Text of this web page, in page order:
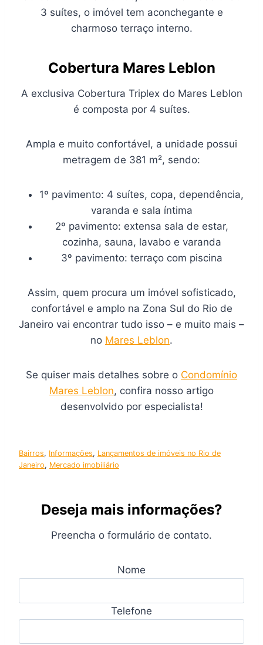
3 suítes, o imóvel tem aconchegante e
charmoso terraço interno.
Cobertura Mares Leblon
A exclusiva Cobertura Triplex do Mares Leblon
é composta por 4 suítes.
Ampla e muito confortável, a unidade possui
metragem de 381 m², sendo:
1º pavimento: 4 suítes, copa, dependência,
varanda e sala íntima
2º pavimento: extensa sala de estar,
cozinha, sauna, lavabo e varanda
3º pavimento: terraço com piscina
Assim, quem procura um imóvel sofisticado,
confortável e amplo na Zona Sul do Rio de
Janeiro vai encontrar tudo isso – e muito mais –
no Mares Leblon.
Se quiser mais detalhes sobre o Condomínio
Mares Leblon, confira nosso artigo
desenvolvido por especialista!
Bairros, Informações, Lançamentos de imóveis no Rio de
Janeiro, Mercado imobiliário
Deseja mais informações?
Preencha o formulário de contato.
Nome
Telefone